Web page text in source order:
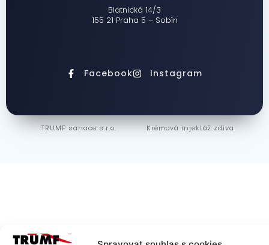
Blatnická 14/3
155 21 Praha 5 – Sobín
Facebook Instagram
TRUMF sanace s.r.o. Krémová injektáž zdiva